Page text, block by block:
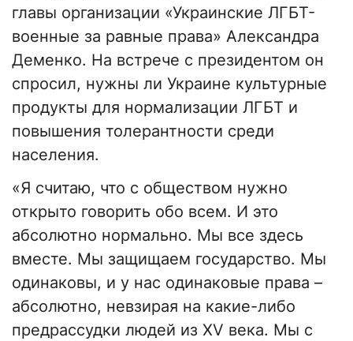
главы организации «Украинские ЛГБТ-
военные за равные права» Александра
Деменко. На встрече с президентом он
спросил, нужны ли Украине культурные
продукты для нормализации ЛГБТ и
повышения толерантности среди
населения.
«Я считаю, что с обществом нужно
открыто говорить обо всем. И это
абсолютно нормально. Мы все здесь
вместе. Мы защищаем государство. Мы
одинаковы, и у нас одинаковые права –
абсолютно, невзирая на какие-либо
предрассудки людей из XV века. Мы с